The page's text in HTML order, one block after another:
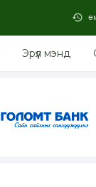
Эрүүл мэнд